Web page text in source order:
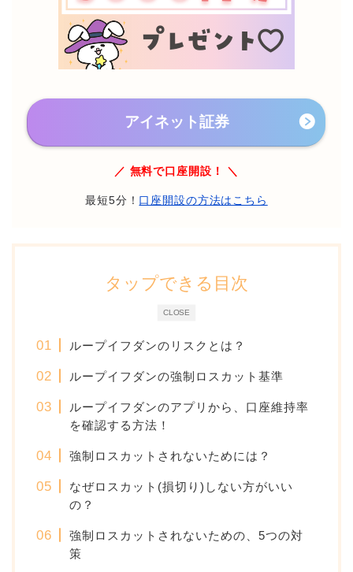
アイネット証券
／ 無料で口座開設！ ＼
最短5分！ 口座開設の方法はこちら
CLOSE
タップできる目次
ループイフダンのリスクとは？
ループイフダンの強制ロスカット基準
ループイフダンのアプリから、口座維持率
を確認する方法！
強制ロスカットされないためには？
なぜロスカット(損切り)しない方がいい
の？
強制ロスカットされないための、5つの対
策